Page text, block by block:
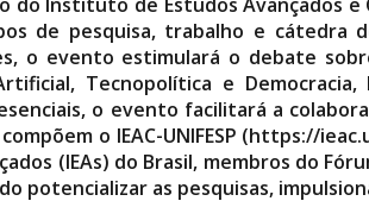
de pesquisa, trabalho e cátedra
o evento estimulará o debate
Tecnopolítica e
o evento facilitará a
o IEAC-UNIFESP (https://
(IEAs) do Brasil, membros do
potencializar as pesquisas,